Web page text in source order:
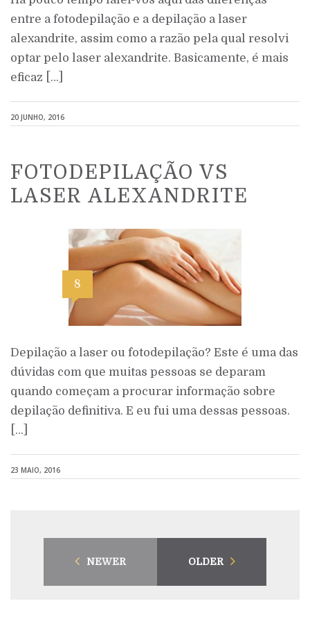
entre a fotodepilação e a depilação a laser
alexandrite, assim como a razão pela qual resolvi
optar pelo laser alexandrite. Basicamente, é mais
eficaz […]
20 JUNHO, 2016
FOTODEPILAÇÃO VS
LASER ALEXANDRITE
8
Depilação a laser ou fotodepilação? Este é uma das
dúvidas com que muitas pessoas se deparam
quando começam a procurar informação sobre
depilação definitiva. E eu fui uma dessas pessoas.
[…]
23 MAIO, 2016
NEWER OLDER